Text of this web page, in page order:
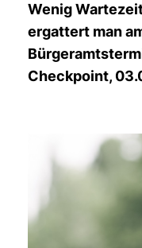
Wenig
ergattert man
Checkpoint,